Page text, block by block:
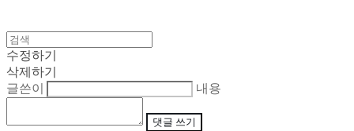
수정하기
삭제하기
글쓴이
내용
댓글 쓰기